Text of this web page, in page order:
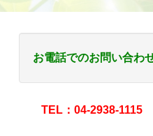
お電話でのお問い合わ
TEL：04-2938-1115